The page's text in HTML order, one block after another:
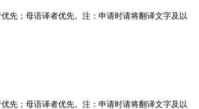
先；母语译者优先。注：申请时请将翻译文字及以
先；母语译者优先。注：申请时请将翻译文字及以